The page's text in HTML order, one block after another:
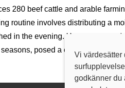
280 beef cattle and arable
routine involves distributing a
in the evening. However,
posed a challenge—until
Vi värdesätter
godkänner du